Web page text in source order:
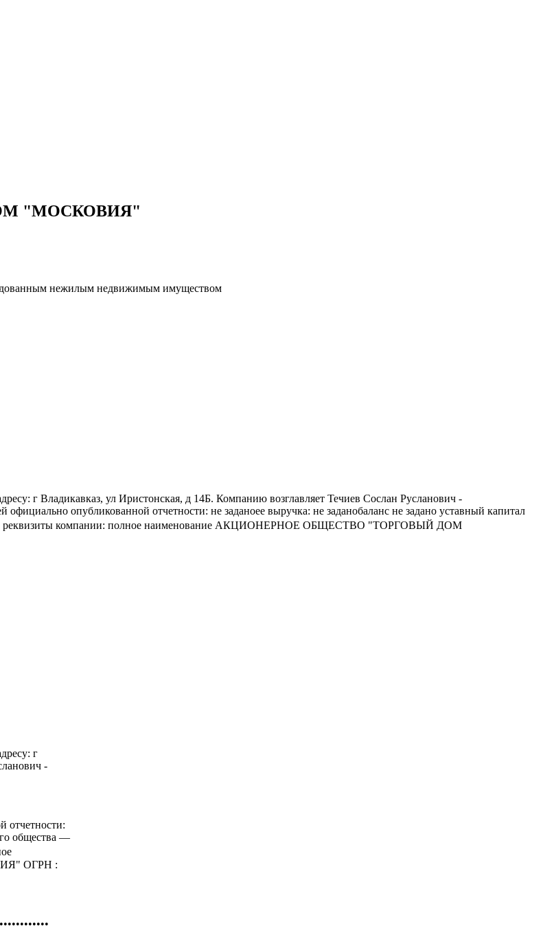
"МОСКОВИЯ"
нежилым недвижимым имуществом
г Владикавказ, ул Иристонская, д 14Б. Компанию возглавляет Течиев Сослан Русланович -
опубликованной отчетности: не заданоее выручка: не заданобаланс не задано уставный капитал
и реквизиты компании: полное наименование АКЦИОНЕРНОЕ ОБЩЕСТВО "ТОРГОВЫЙ ДОМ
г
-
отчетности:
общества —
ОГРН :